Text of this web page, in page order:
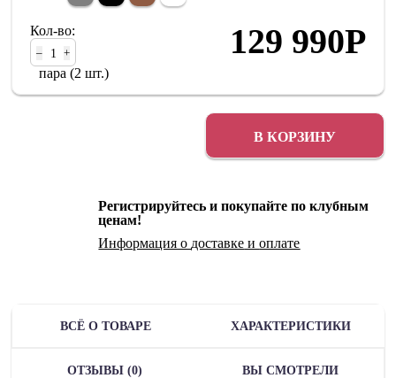
Кол-во:
– +
пара (2 шт.)
129 990Р
В КОРЗИНУ
Регистрируйтесь и покупайте по клубным
ценам!
Информация о доставке иоплате
ВСЁ О ТОВАРЕ ХАРАКТЕРИСТИКИ
ОТЗЫВЫ (0) ВЫ СМОТРЕЛИ